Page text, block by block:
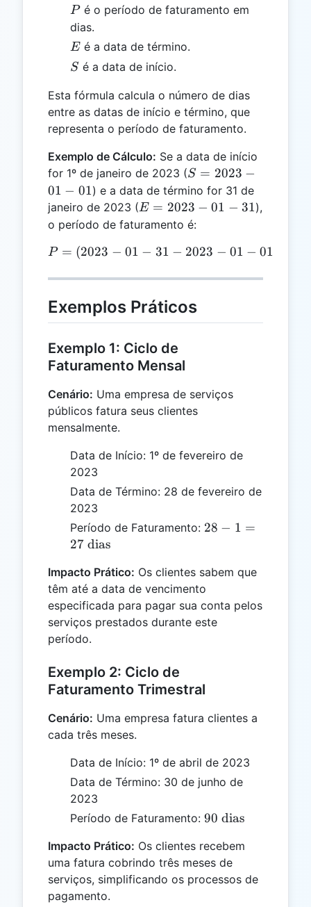
P
Pé o período de faturamento em
dias.
E
E é a data de término.
S
S é a data de início.
Esta fórmula calcula o número de dias
entre as datas de início e término, que
representa o período de faturamento.
Exemplo de Cálculo: Se a data de início
for 1º de janeiro de 2023 (S =
2023-
01-01
S = 2023 −
01 − 01) e a data de término for 31 de
janeiro de 2023 (E =
2023-
E = 2023 − 01 − 31),
o período de faturamento é:
P = (2023-01-31 - 2023-
P = (2023 − 01 − 31 − 2023 − 01 − 01
Exemplos Práticos
Exemplo 1: Ciclo de
Faturamento Mensal
Cenário: Uma empresa de serviços
públicos fatura seus clientes
mensalmente.
Data de Início: 1º de fevereiro de
2023
Data de Término: 28 de fevereiro de
2023
Período de Faturamento: 28 - 1
dias}
28 − 1 =
27 dias
Impacto Prático: Os clientes sabem que
têm até a data de vencimento
especificada para pagar sua conta pelos
serviços prestados durante este
período.
Exemplo 2: Ciclo de
Faturamento Trimestral
Cenário: Uma empresa fatura clientes a
cada três meses.
Data de Início: 1º de abril de 2023
Data de Término: 30 de junho de
2023
Período de Faturamento: 90
dias}
90 dias
Impacto Prático: Os clientes recebem
uma fatura cobrindo três meses de
serviços, simplificando os processos de
pagamento.